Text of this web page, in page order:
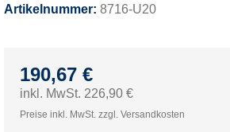
Artikelnummer: 8716-U20
190,67 €
inkl. MwSt. 226,90 €
Preise inkl. MwSt. zzgl. Versandkosten